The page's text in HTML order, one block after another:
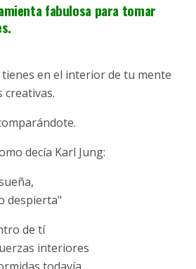
fabulosa para tomar
tienes en el interior de tu mente
creativas.
decía Karl Jung:
despierta"
de tí
interiores